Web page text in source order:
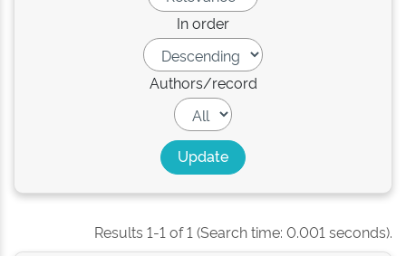
In order
Authors/record
Results 1-1 of 1 (Search time: 0.001 seconds).